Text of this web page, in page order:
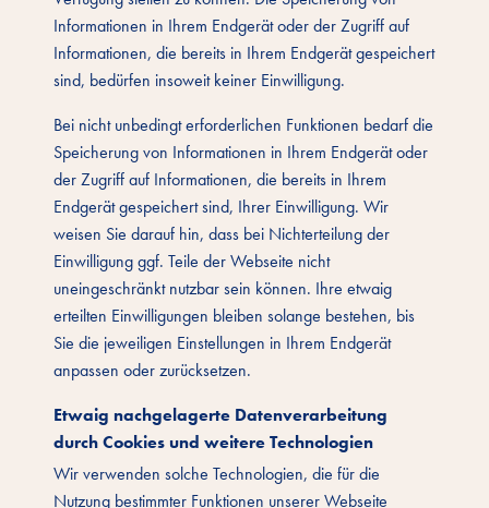
Informationen in Ihrem Endgerät oder der Zugriff auf
Informationen, die bereits in Ihrem Endgerät gespeichert
sind, bedürfen insoweit keiner Einwilligung.
Bei nicht unbedingt erforderlichen Funktionen bedarf die
Speicherung von Informationen in Ihrem Endgerät oder
der Zugriff auf Informationen, die bereits in Ihrem
Endgerät gespeichert sind, Ihrer Einwilligung. Wir
weisen Sie darauf hin, dass bei Nichterteilung der
Einwilligung ggf. Teile der Webseite nicht
uneingeschränkt nutzbar sein können. Ihre etwaig
erteilten Einwilligungen bleiben solange bestehen, bis
Sie die jeweiligen Einstellungen in Ihrem Endgerät
anpassen oder zurücksetzen.
Etwaig nachgelagerte Datenverarbeitung
durch Cookies und weitere Technologien
Wir verwenden solche Technologien, die für die
Nutzung bestimmter Funktionen unserer Webseite